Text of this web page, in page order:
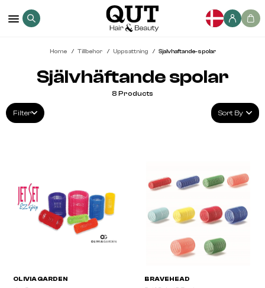
Home Tillbehor Uppsattning Sjalvhaftande-spolar
Självhäftande spolar
Filter
8 Products
Sort By